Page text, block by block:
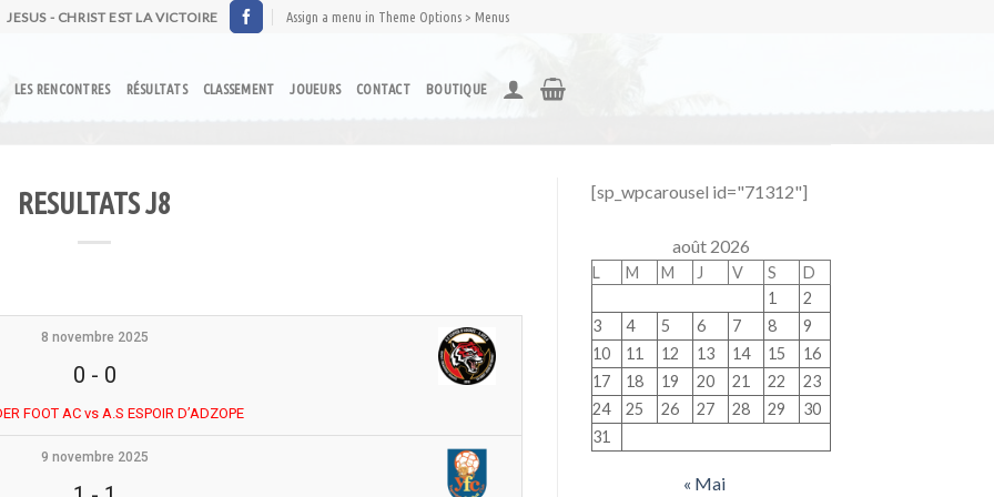
JESUS - CHRIST EST LA VICTOIRE Assign a menu in Theme Options > Menus
LES RENCONTRES RÉSULTATS CLASSEMENT JOUEURS CONTACT BOUTIQUE
RESULTATS J8
8 novembre 2025
0 - 0
FOOT AC vs A.S ESPOIR D’ADZOPE
9 novembre 2025
[sp_wpcarousel id="71312"]
août 2026
L M M J V S
D
1
2
3
4 5 6 7 8
9
10
11 12 13 14 15
16
17
18 19 20 21 22
23
24
25 26 27 28 29
30
31
« Mai